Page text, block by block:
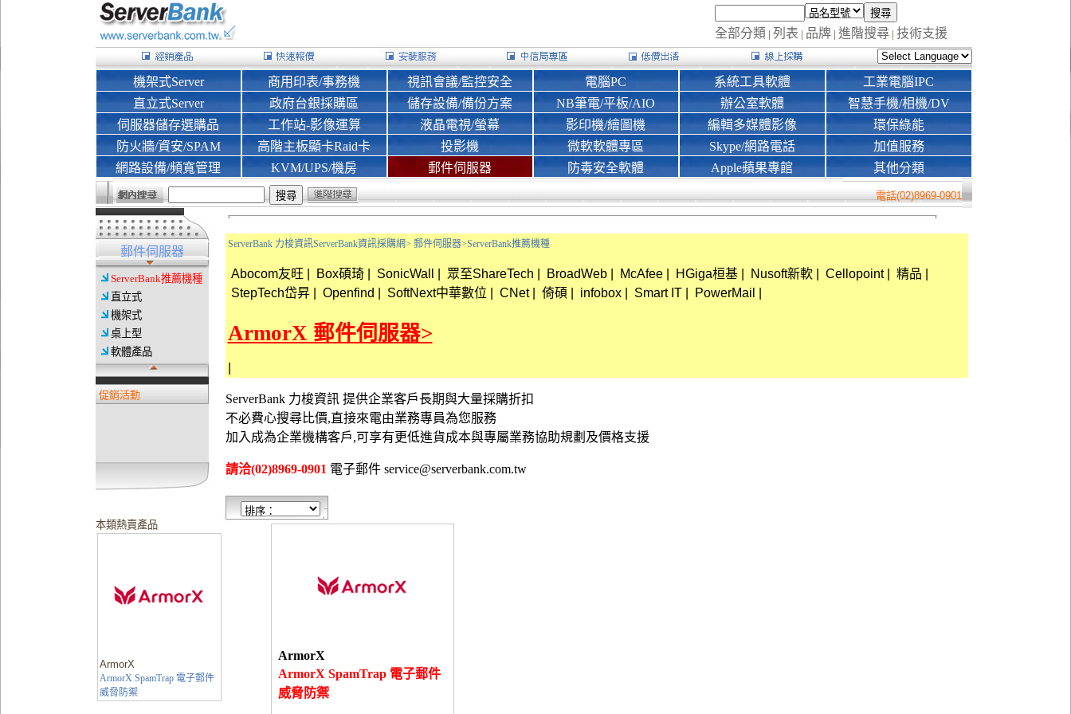
全部分類 | 列表 | 品牌| 進階搜尋| 技術支援
機架式Server
直立式Server
伺服器儲存選購品
防火牆/資安/SPAM
網路設備/頻寬管理
商用印表/事務機
政府台銀採購區
工作站-影像運算
高階主板顯卡Raid卡
KVM/UPS/機房
視訊會議/監控安全
儲存設備/備份方案
液晶電視/螢幕
投影機
郵件伺服器
電腦PC
NB筆電/平板/AIO
影印機/繪圖機
微軟軟體專區
防毒安全軟體
系統工具軟體
辦公室軟體
編輯多媒體影像
Skype/網路電話
Apple蘋果專館
工業電腦IPC
智慧手機/相機/DV
環保綠能
加值服務
其他分類
電話(02)8969-0901
郵件伺服器
ServerBank推薦機種
直立式
機架式
桌上型
軟體產品
促銷活動
本類熱賣產品
ArmorX
ArmorX SpamTrap 電子郵件
威脅防禦
ServerBank 力梭資訊ServerBank資訊採購網> 郵件伺服器>ServerBank推薦機種
Abocom友旺 Box碩琦 SonicWall 眾至ShareTech BroadWeb McAfee HGiga桓基 Nusoft新軟 Cellopoint 精品
StepTech岱昇
Openfind SoftNext中華數位 CNet 倚碩 infobox Smart IT PowerMail
ArmorX 郵件伺服器>
ServerBank 力梭資訊 提供企業客戶長期與大量採購折扣
不必費心搜尋比價,直接來電由業務專員為您服務
加入成為企業機構客戶,可享有更低進貨成本與專屬業務協助規劃及價格支援
請洽(02)8969-0901 電子郵件 service@serverbank.com.tw
ArmorX
ArmorX SpamTrap 電子郵件
威脅防禦